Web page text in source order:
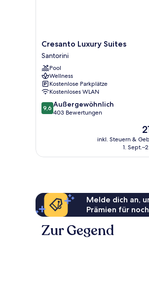
Cresanto
Luxury
Suites
Santorini
Cresanto Luxury Suites
Santorini
Pool
Wellness
Kostenlose Parkplätze
Kostenloses WLAN
9.6
von
9,6 Außergewöhnlich
403 Bewertungen
inkl. Steuern &
1.
Melde dich an,
Prämien für
Zur Gegend